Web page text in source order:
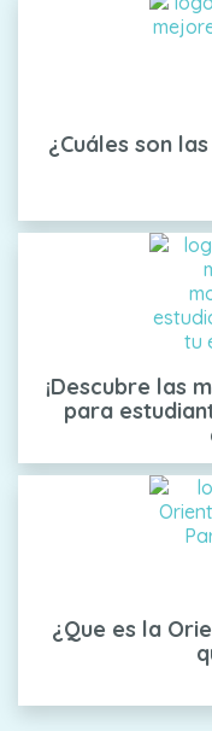
¿Cuáles son
¡Descubre las
para
¿Que es la